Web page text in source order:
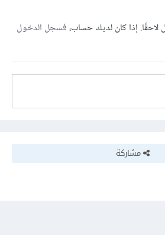
إذا كان لديك حساب،فسجل الدخول
مشاركة